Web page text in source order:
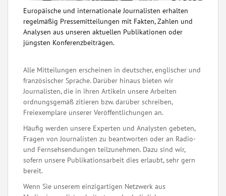
Europäische und internationale Journalisten erhalten
regelmäßig Pressemitteilungen mit Fakten, Zahlen und
Analysen aus unseren aktuellen Publikationen oder
jüngsten Konferenzbeiträgen.
Alle Mitteilungen erscheinen in deutscher, englischer und
französischer Sprache. Darüber hinaus bieten wir
Journalisten, die in ihren Artikeln unsere Arbeiten
ordnungsgemäß zitieren bzw. darüber schreiben,
Freiexemplare unserer Veröffentlichungen an.
Häufig werden unsere Experten und Analysten gebeten,
Fragen von Journalisten zu beantworten oder an Radio-
und Fernsehsendungen teilzunehmen. Dazu sind wir,
sofern unsere Publikationsarbeit dies erlaubt, sehr gern
bereit.
Wenn Sie unserem einzigartigen Netzwerk aus